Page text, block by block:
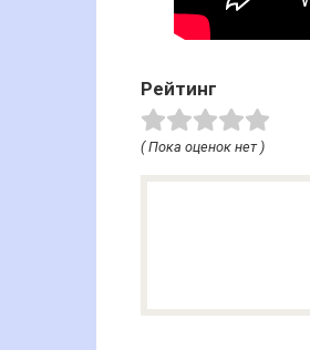
Рейтинг
( Пока оценок нет )